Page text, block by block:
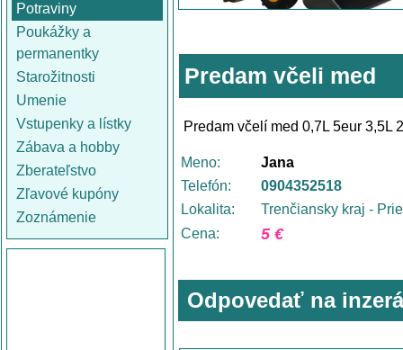
Potraviny
Poukážky a
permanentky
Starožitnosti
Umenie
Vstupenky a lístky
Zábava a hobby
Zberateľstvo
Zľavové kupóny
Zoznámenie
Predam včeli med
Predam včelí med 0,7L 5eur 3,5L
Meno:
Jana
Telefón:
0904352518
Lokalita:
Trenčiansky kraj -
Cena:
5 €
Odpovedať na